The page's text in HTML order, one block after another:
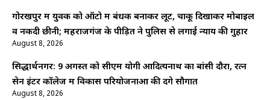
गोरखपुर में युवक को ऑटो में बंधक बनाकर लूट, चाकू दिखाकर मोबाइल
व नकदी छीनी; महराजगंज के पीड़ित ने पुलिस से लगाई न्याय की गुहार
August 8, 2026
सिद्धार्थनगर: 9 अगस्त को सीएम योगी आदित्यनाथ का बांसी दौरा, रत्न
सेन इंटर कॉलेज में विकास परियोजनाओं की देंगे सौगात
August 8, 2026